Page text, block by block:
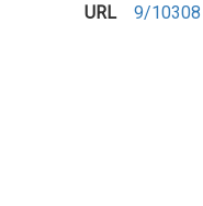
URL
9/10308